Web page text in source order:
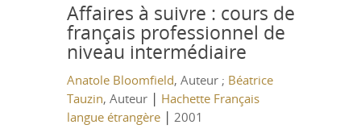
Affaires à suivre : cours de
français professionnel de
niveau intermédiaire
Anatole Bloomfield, Auteur ; Béatrice
Tauzin, Auteur | Hachette Français
langue étrangère| 2001